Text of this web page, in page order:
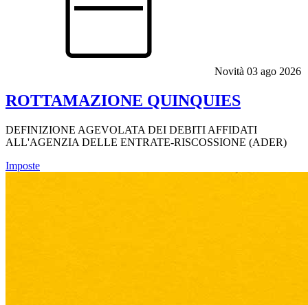
Novità 03 ago 2026
ROTTAMAZIONE QUINQUIES
DEFINIZIONE AGEVOLATA DEI DEBITI AFFIDATI
ALL'AGENZIA DELLE ENTRATE-RISCOSSIONE (ADER)
Imposte